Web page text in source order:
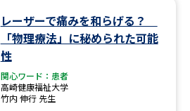
テレメール全国一斉進学調査
レーザーで痛みを和らげる？
「物理療法」に秘められた可能
性
関心ワード：患者
高崎健康福祉大学
竹内 伸行 先生